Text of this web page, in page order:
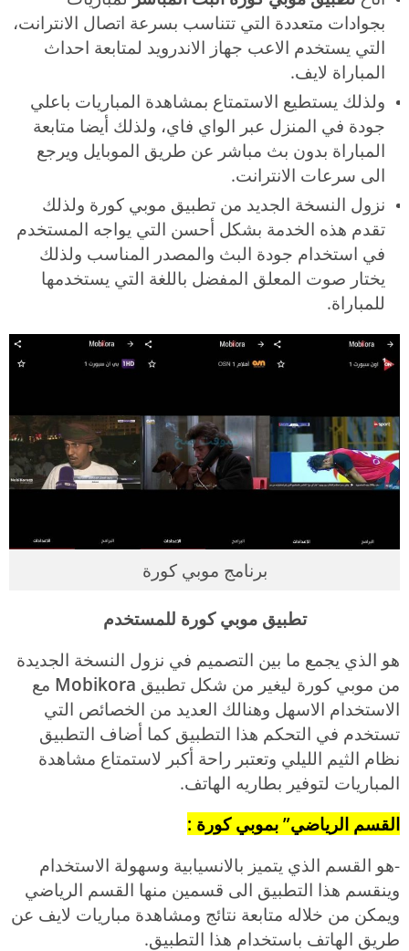
بجوادات متعددة التي تتناسب بسرعة اتصال الانترانت،
التي يستخدم الاعب جهاز الاندرويد لمتابعة احداث
المباراة لايف.
ولذلك يستطيع الاستمتاع بمشاهدة المباريات باعلي
جودة في المنزل عبر الواي فاي، ولذلك أيضا متابعة
المباراة بدون بث مباشر عن طريق الموبايل ويرجع
الى سرعات الانترانت.
نزول النسخة الجديد من تطبيق موبي كورة ولذلك
تقدم هذه الخدمة بشكل أحسن التي يواجه المستخدم
في استخدام جودة البث والمصدر المناسب ولذلك
يختار صوت المعلق المفضل باللغة التي يستخدمها
للمباراة.
برنامج موبي كورة
تطبيق موبي كورة للمستخدم
هو الذي يجمع ما بين التصميم في نزول النسخة الجديدة
من موبي كورة ليغير من شكل تطبيق Mobikora مع
الاستخدام الاسهل وهنالك العديد من الخصائص التي
تستخدم في التحكم هذا التطبيق كما أضاف التطبيق
نظام الثيم الليلي وتعتبر راحة أكبر لاستمتاع مشاهدة
المباريات لتوفير بطاريه الهاتف.
القسم الرياضي” بموبي كورة :
-هو القسم الذي يتميز بالانسيابية وسهولة الاستخدام
وينقسم هذا التطبيق الى قسمين منها القسم الرياضي
ويمكن من خلاله متابعة نتائج ومشاهدة مباريات لايف عن
طريق الهاتف باستخدام هذا التطبيق.